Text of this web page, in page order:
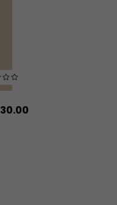
30.00